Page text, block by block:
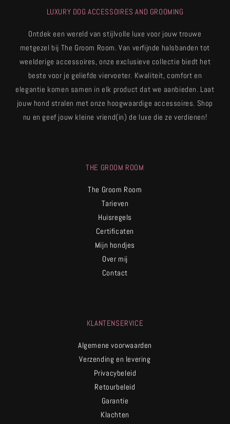
LUXURY DOG ACCESSOIRES AND GROOMING
Ontdek een wereld van stijlvolle luxe voor jouw trouwe
metgezel bij The Groom Room. Van verfijnde halsbanden tot
weelderige accessoires, onze exclusieve collectie biedt het
beste voor je geliefde viervoeter. Kwaliteit, comfort en
elegantie komen samen in elk product dat we aanbieden. Laat
jouw hond stralen met onze hoogwaardige accessoires. Shop
nu en geef jouw kleine vriend(in) de luxe die ze verdienen!
THE GROOM ROOM
The Groom Room
Tarieven
Huisregels
Certificaten
Mijn hondjes
Over mij
Contact
KLANTENSERVICE
Algemene voorwaarden
Verzending en levering
Privacybeleid
Retourbeleid
Garantie
Klachten